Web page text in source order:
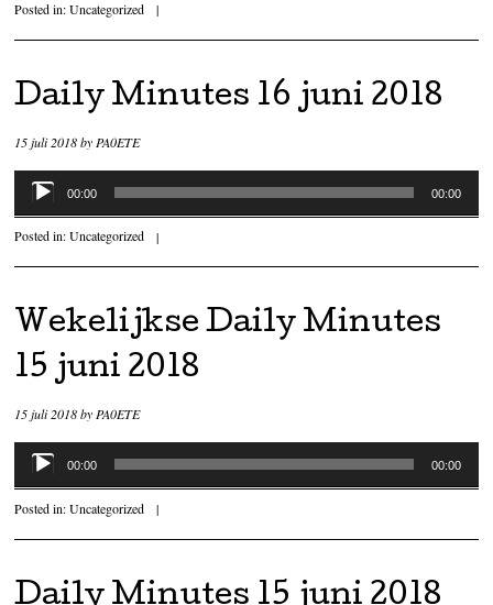
Posted in:Uncategorized |
Daily Minutes 16 juni 2018
15 juli 2018by PA0ETE
Audiospeler
00:00 00:00
Posted in:Uncategorized |
Wekelijkse Daily Minutes
15 juni 2018
15 juli 2018byPA0ETE
Audiospeler
00:00 00:00
Posted in:Uncategorized |
Daily Minutes 15 juni 2018